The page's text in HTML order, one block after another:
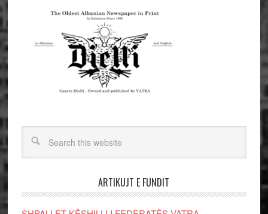
ARTIKUJT E FUNDIT